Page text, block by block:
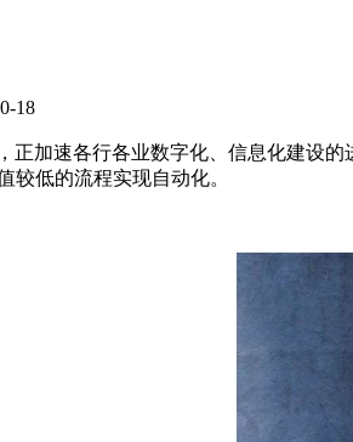
18
正加速各行各业数字化、信息化建设
较低的流程实现自动化。